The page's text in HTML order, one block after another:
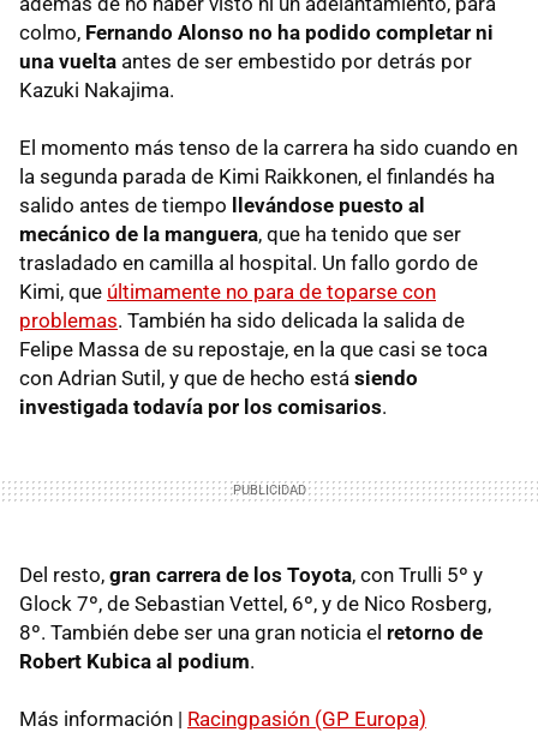
colmo, Fernando Alonso no ha podido completar ni
una vuelta antes de ser embestido por detrás por
Kazuki Nakajima.
El momento más tenso de la carrera ha sido cuando en
la segunda parada de Kimi Raikkonen, el finlandés ha
salido antes de tiempo
llevándose puesto al
mecánico de la manguera, que ha tenido que ser
trasladado en camilla al hospital. Un fallo gordo de
Kimi, que últimamente no para de toparse con
problemas. También ha sido delicada la salida de
Felipe Massa de su repostaje, en la que casi se toca
con Adrian Sutil, y que de hecho está siendo
investigada todavía por los comisarios.
Del resto, gran carrera de los Toyota, con Trulli 5º y
Glock 7º, de Sebastian Vettel, 6º, y de Nico Rosberg,
8º. También debe ser una gran noticia el retorno de
Robert Kubica al podium.
Más información | Racingpasión (GP Europa)